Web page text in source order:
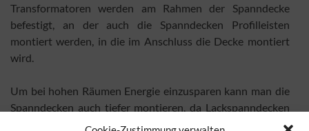
Transformatoren werden am Rahmen der Spanndecke
befestigt, an der auch die Spanndecken Profilleisten
montiert werden, in die im Anschluss die Decke montiert
wird.
Um bei hohen Räumen Energie einzusparen kann man die
Spanndecken auch tiefer montieren, da Lackspanndecken
isolierend sind. Eine spezielle Unterkonstruktion ist dafür